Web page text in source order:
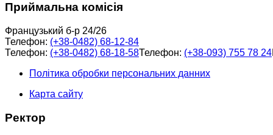
Приймальна комісія
Французький б-р 24/26
Телефон: (+38-0482) 68-12-84
Телефон: (+38-0482) 68-18-58Телефон: (+38-093) 755 78 24
Політика обробки персональних данних
Карта сайту
Ректор